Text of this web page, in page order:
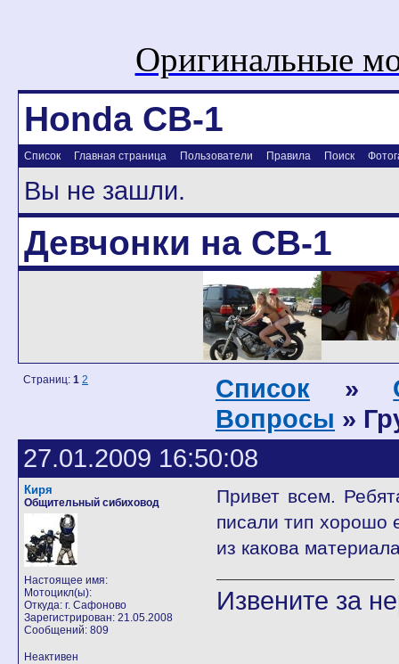
Оригинальные
Honda CB-1
Список Главная страница Пользователи Правила Поиск
Вы не зашли.
Девчонки на CB-1
Страниц: 1 2 Список »
Вопросы »
27.01.2009 16:50:08
Киря
Общительный сибиховод
Настоящее имя:
Мотоцикл(ы):
Откуда: г. Сафоново
Зарегистрирован: 21.05.2008
Сообщений: 809
Привет всем.
писали тип хорошо
из какова
Извените за
Неактивен